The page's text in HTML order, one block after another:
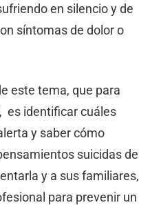
en silencio y de
síntomas de dolor o
este tema, que para
es identificar cuáles
y saber cómo
suicidas de
y a sus familiares,
para prevenir un